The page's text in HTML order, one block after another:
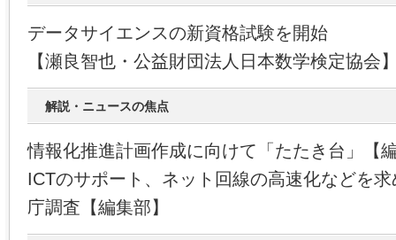
データサイエンスの新資格試験を開始
【瀬良智也・公益財団法人日本数学検定協会
解説・ニュースの焦点
情報化推進計画作成に向けて「たたき台」【
ICTのサポート、ネット回線の高速化などを
庁調査【編集部】